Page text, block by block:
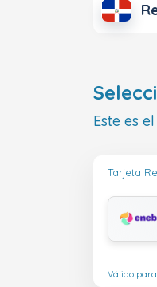
Este es
Tarjeta
Válido